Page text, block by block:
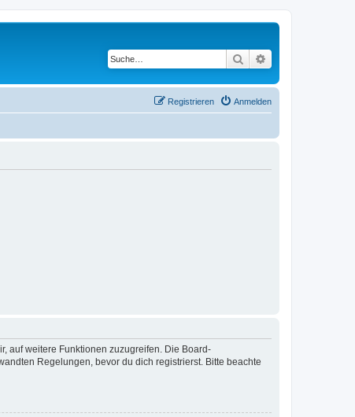
Suche
Anmelden
Registrieren
auf weitere Funktionen zuzugreifen. Die Board-
Regelungen, bevor du dich registrierst. Bitte beachte